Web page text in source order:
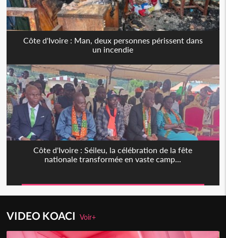
Côte d'Ivoire : Man, deux personnes périssent dans
un incendie
Côte d'Ivoire : Séileu, la célébration de la fête
nationale transformée en vaste camp...
VIDEO KOACIVoir+